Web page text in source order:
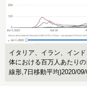
イタリア、イラン、イン
体における百万人あたり
線形,7日移動平均)2020/